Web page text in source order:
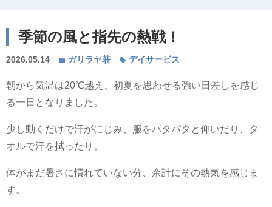
季節の風と指先の熱戦！
2026.05.14 ガリラヤ荘 デイサービス
朝から気温は20℃越え、初夏を思わせる強い日差しを感じ
る一日となりました。
少し動くだけで汗がにじみ、服をパタパタと仰いだり、タ
オルで汗を拭ったり。
体がまだ暑さに慣れていない分、余計にその熱気を感じま
す。